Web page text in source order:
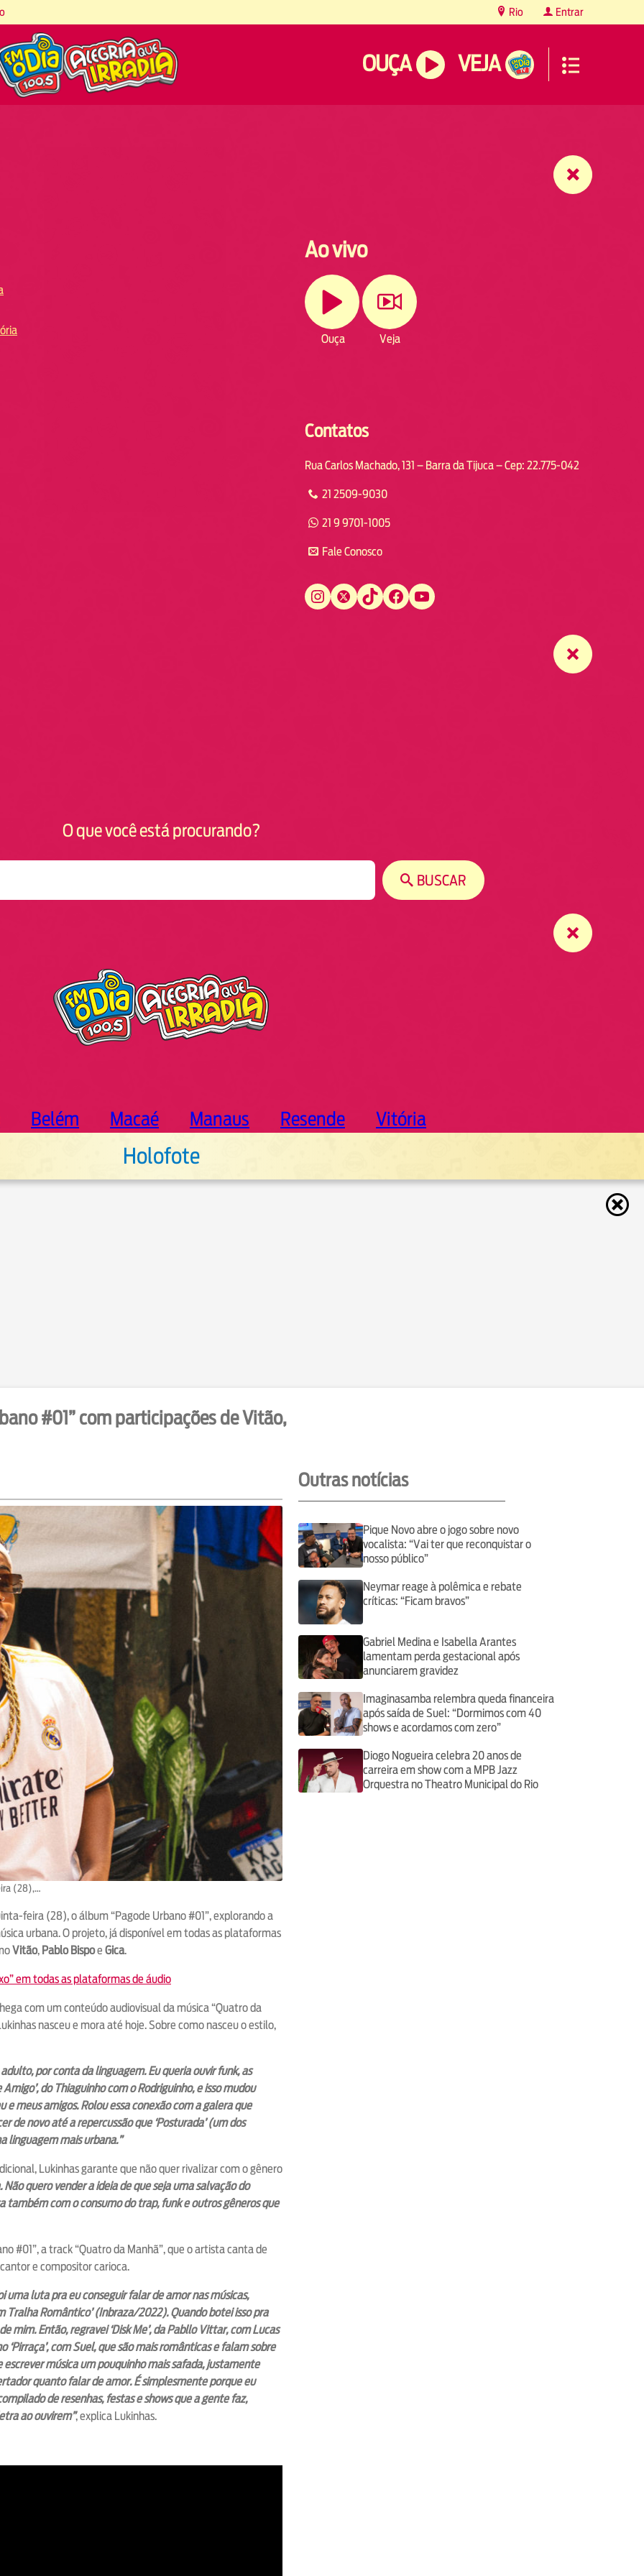
Rio Entrar
OUÇA VEJA
Ao vivo
Ouça Veja
Contatos
Rua Carlos Machado, 131 – Barra da Tijuca – Cep: 22.775-042
21 2509-9030
21 9 9701-1005
Fale Conosco
Instagram Twitter TikTok Facebook YouTube
O que você está procurando?
BUSCAR
Belém Macaé Manaus Resende Vitória
Holofote
#01” com participações de Vitão,
(28),…
feira (28), o álbum “Pagode Urbano #01”, explorando a
urbana. O projeto, já disponível em todas as plataformas
Vitão, Pablo Bispoe Gica.
em todas as plataformas de áudio
com um conteúdo audiovisual da música “Quatro da
nasceu e mora até hoje. Sobre como nasceu o estilo,
por conta da linguagem. Eu queria ouvir funk, as
do Thiaguinho com o Rodriguinho, e isso mudou
meus amigos. Rolou essa conexão com a galera que
de novo até a repercussão que ‘Posturada’ (um dos
linguagem mais urbana.”
Lukinhas garante que não quer rivalizar com o gênero
quero vender a ideia de que seja uma salvação do
com o consumo do trap, funk e outros gêneros que
#01”, a track “Quatro da Manhã”, que o artista canta de
e compositor carioca.
uma luta pra eu conseguir falar de amor nas músicas,
Tralha Romântico’ (Inbraza/2022). Quando botei isso pra
mim. Então, regravei ‘Disk Me’, da Pabllo Vittar, com Lucas
‘Pirraça’, com Suel, que são mais românticas e falam sobre
música um pouquinho mais safada, justamente
quanto falar de amor. É simplesmente porque eu
de resenhas, festas e shows que a gente faz,
ao ouvirem”, explica Lukinhas.
Outras notícias
Pique Novo abre o jogo sobre novo
vocalista: “Vai ter que reconquistar o
nosso público”
Neymar reage à polêmica e rebate
críticas: “Ficam bravos”
Gabriel Medina e Isabella Arantes
lamentam perda gestacional após
anunciarem gravidez
Imaginasamba relembra queda financeira
após saída de Suel: “Dormimos com 40
shows e acordamos com zero”
Diogo Nogueira celebra 20 anos de
carreira em show com a MPB Jazz
Orquestra no Theatro Municipal do Rio